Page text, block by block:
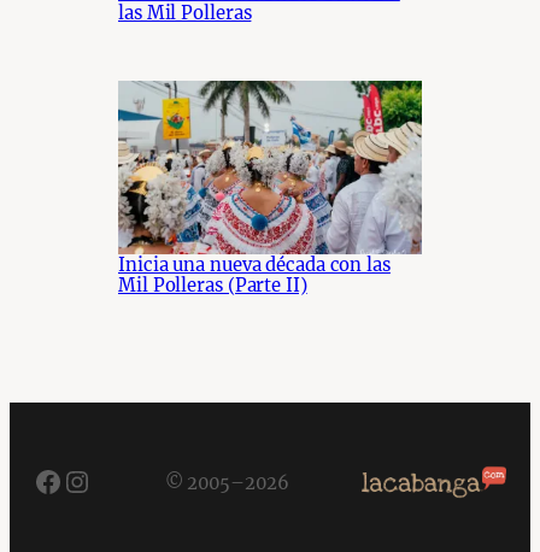
las Mil Polleras
Inicia una nueva década con las
Mil Polleras (Parte II)
Facebook
Instagram© 2005–2026